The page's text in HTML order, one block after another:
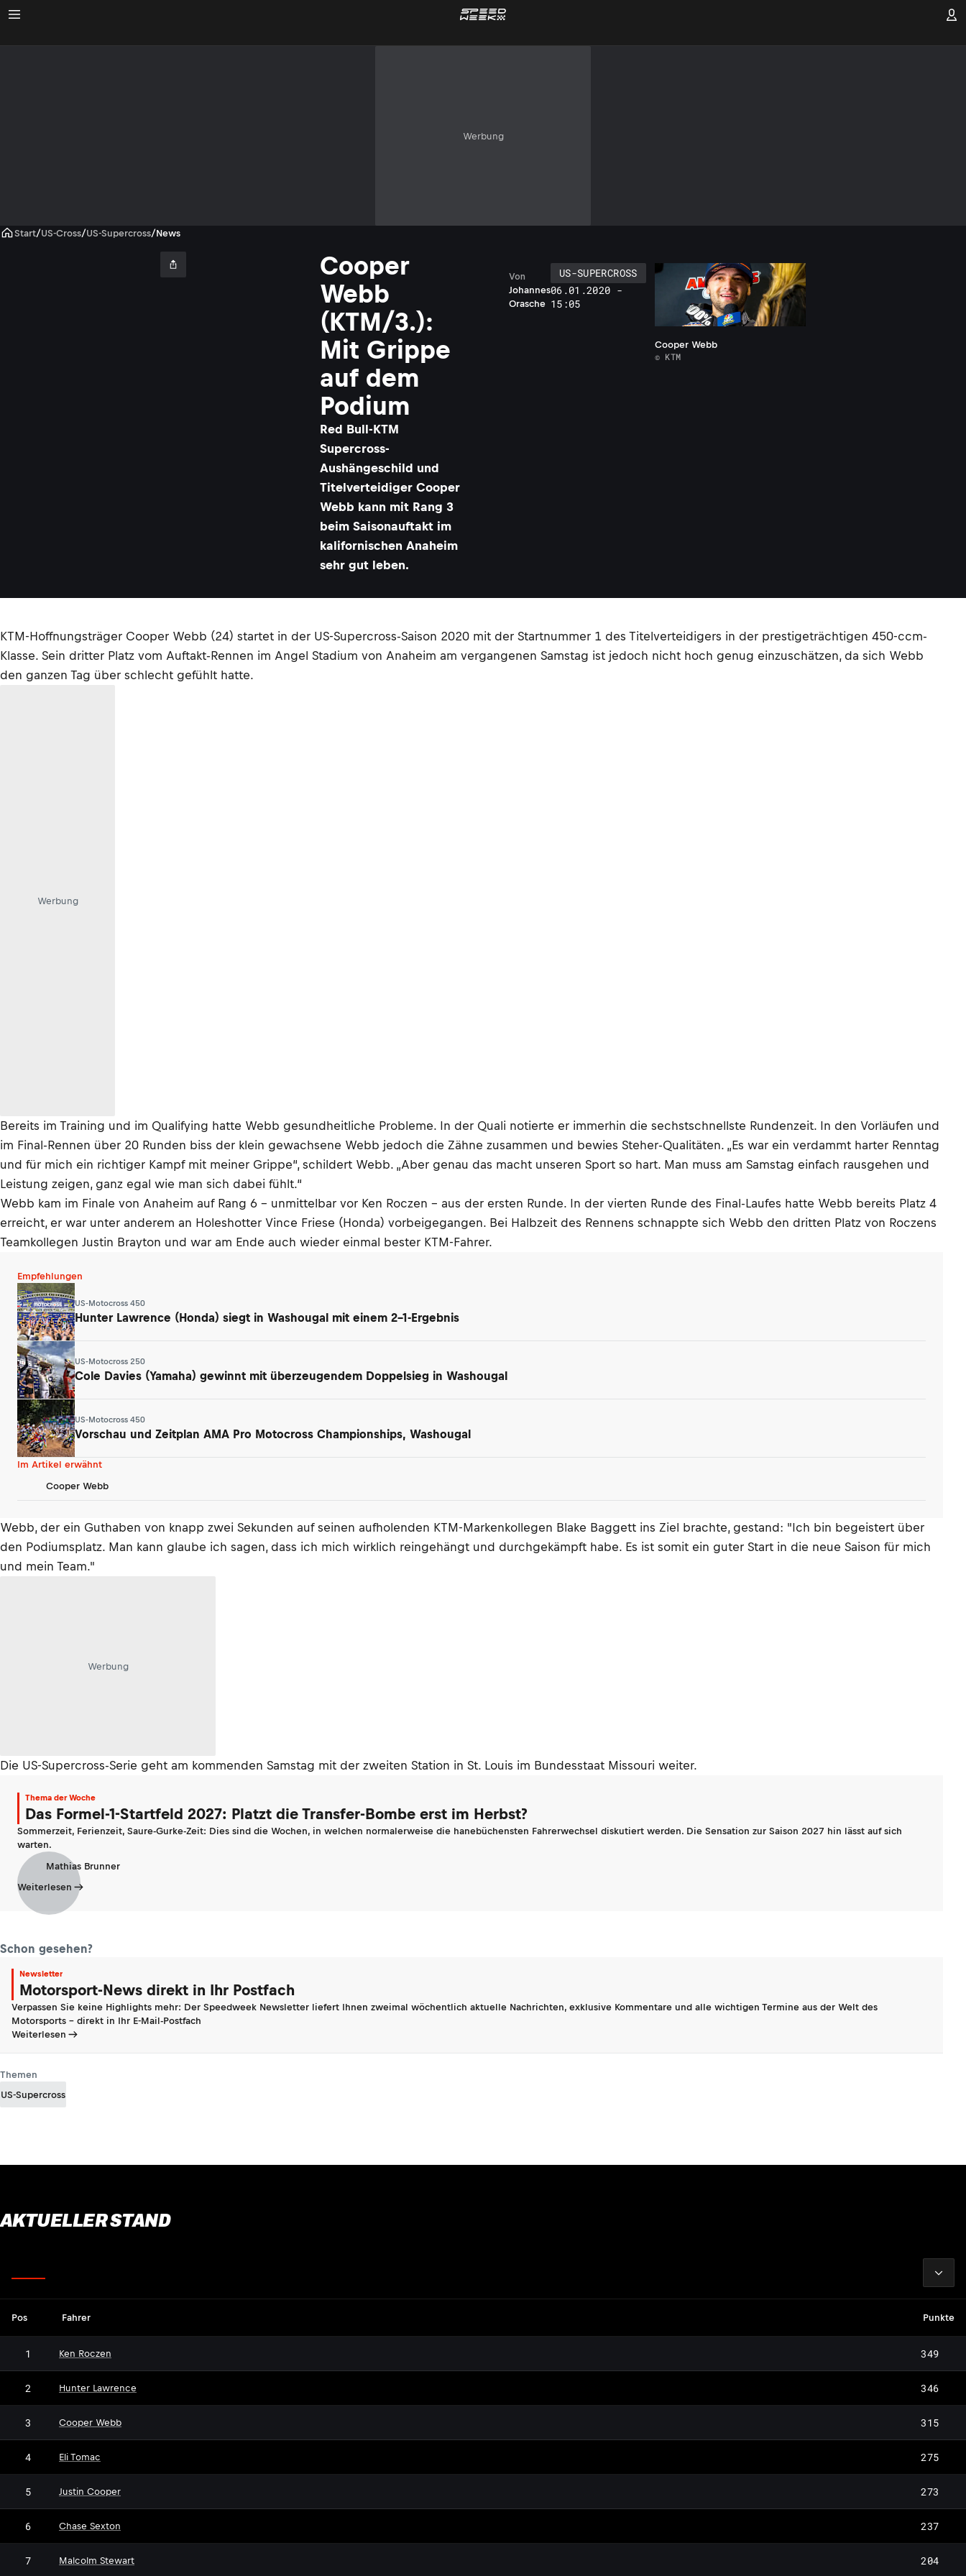
Werbung
Start/US-Cross/US-Supercross/News
Cooper
Webb
(KTM/3.):
Mit Grippe
auf dem
Podium
Red Bull-KTM
Supercross-
Aushängeschild und
Titelverteidiger Cooper
Webb kann mit Rang 3
beim Saisonauftakt im
kalifornischen Anaheim
sehr gut leben.
Johannes
Orasche
Von
US-SUPERCROSS
06.01.2020 -
15:05
Cooper Webb
© KTM
KTM-Hoffnungsträger Cooper Webb (24) startet in der US-Supercross-Saison 2020 mit der Startnummer 1 des Titelverteidigers in der prestigeträchtigen 450-ccm-
Klasse. Sein dritter Platz vom Auftakt-Rennen im Angel Stadium von Anaheim am vergangenen Samstag ist jedoch nicht hoch genug einzuschätzen, da sich Webb
den ganzen Tag über schlecht gefühlt hatte.
Werbung
Bereits im Training und im Qualifying hatte Webb gesundheitliche Probleme. In der Quali notierte er immerhin die sechstschnellste Rundenzeit. In den Vorläufen und
im Final-Rennen über 20 Runden biss der klein gewachsene Webb jedoch die Zähne zusammen und bewies Steher-Qualitäten. „Es war ein verdammt harter Renntag
und für mich ein richtiger Kampf mit meiner Grippe“, schildert Webb. „Aber genau das macht unseren Sport so hart. Man muss am Samstag einfach rausgehen und
Leistung zeigen, ganz egal wie man sich dabei fühlt.“
Webb kam im Finale von Anaheim auf Rang 6 – unmittelbar vor Ken Roczen – aus der ersten Runde. In der vierten Runde des Final-Laufes hatte Webb bereits Platz 4
erreicht, er war unter anderem an Holeshotter Vince Friese (Honda) vorbeigegangen. Bei Halbzeit des Rennens schnappte sich Webb den dritten Platz von Roczens
Teamkollegen Justin Brayton und war am Ende auch wieder einmal bester KTM-Fahrer.
Empfehlungen
US-Motocross 450
Hunter Lawrence (Honda) siegt in Washougal mit einem 2-1-Ergebnis
US-Motocross 250
Cole Davies (Yamaha) gewinnt mit überzeugendem Doppelsieg in Washougal
US-Motocross 450
Vorschau und Zeitplan AMA Pro Motocross Championships, Washougal
Im Artikel erwähnt
Cooper Webb
Webb, der ein Guthaben von knapp zwei Sekunden auf seinen aufholenden KTM-Markenkollegen Blake Baggett ins Ziel brachte, gestand: "Ich bin begeistert über
den Podiumsplatz. Man kann glaube ich sagen, dass ich mich wirklich reingehängt und durchgekämpft habe. Es ist somit ein guter Start in die neue Saison für mich
und mein Team."
Werbung
Die US-Supercross-Serie geht am kommenden Samstag mit der zweiten Station in St. Louis im Bundesstaat Missouri weiter.
Thema der Woche
Das Formel-1-Startfeld 2027: Platzt die Transfer-Bombe erst im Herbst?
Sommerzeit, Ferienzeit, Saure-Gurke-Zeit: Dies sind die Wochen, in welchen normalerweise die hanebüchensten Fahrerwechsel diskutiert werden. Die Sensation zur Saison 2027 hin lässt auf sich
warten.
Mathias Brunner
Weiterlesen
Schon gesehen?
Newsletter
Motorsport-News direkt in Ihr Postfach
Verpassen Sie keine Highlights mehr: Der Speedweek Newsletter liefert Ihnen zweimal wöchentlich aktuelle Nachrichten, exklusive Kommentare und alle wichtigen Termine aus der Welt des
Motorsports - direkt in Ihr E-Mail-Postfach
Weiterlesen
Themen
US-Supercross
AKTUELLER STAND
Pos Fahrer Punkte
1 Ken Roczen 349
2 Hunter Lawrence 346
3 Cooper Webb 315
4 Eli Tomac 275
5 Justin Cooper 273
6 Chase Sexton 237
7 Malcolm Stewart 204